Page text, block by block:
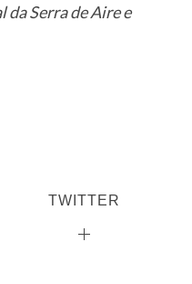
da Serra de Aire e
TWITTER